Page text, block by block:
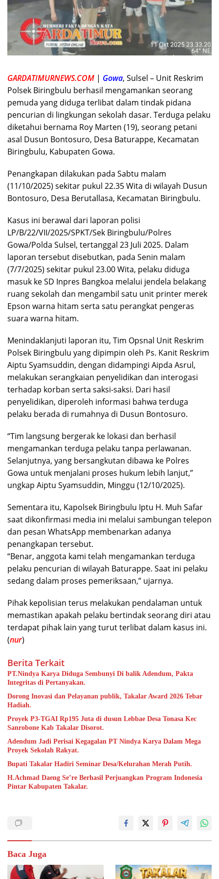
GARDATIMURNEWS.COM | Gowa, Sulsel – Unit Reskrim
Polsek Biringbulu berhasil mengamankan seorang
pemuda yang diduga terlibat dalam tindak pidana
pencurian di lingkungan sekolah dasar. Terduga pelaku
diketahui bernama Roy Marten (19), seorang petani
asal Dusun Bontosuro, Desa Baturappe, Kecamatan
Biringbulu, Kabupaten Gowa.
Penangkapan dilakukan pada Sabtu malam
(11/10/2025) sekitar pukul 22.35 Wita di wilayah Dusun
Bontosuro, Desa Berutallasa, Kecamatan Biringbulu.
Kasus ini berawal dari laporan polisi
LP/B/22/VII/2025/SPKT/Sek Biringbulu/Polres
Gowa/Polda Sulsel, tertanggal 23 Juli 2025. Dalam
laporan tersebut disebutkan, pada Senin malam
(7/7/2025) sekitar pukul 23.00 Wita, pelaku diduga
masuk ke SD Inpres Bangkoa melalui jendela belakang
ruang sekolah dan mengambil satu unit printer merek
Epson warna hitam serta satu perangkat pengeras
suara warna hitam.
Menindaklanjuti laporan itu, Tim Opsnal Unit Reskrim
Polsek Biringbulu yang dipimpin oleh Ps. Kanit Reskrim
Aiptu Syamsuddin, dengan didampingi Aipda Asrul,
melakukan serangkaian penyelidikan dan interogasi
terhadap korban serta saksi-saksi. Dari hasil
penyelidikan, diperoleh informasi bahwa terduga
pelaku berada di rumahnya di Dusun Bontosuro.
“Tim langsung bergerak ke lokasi dan berhasil
mengamankan terduga pelaku tanpa perlawanan.
Selanjutnya, yang bersangkutan dibawa ke Polres
Gowa untuk menjalani proses hukum lebih lanjut,”
ungkap Aiptu Syamsuddin, Minggu (12/10/2025).
Sementara itu, Kapolsek Biringbulu Iptu H. Muh Safar
saat dikonfirmasi media ini melalui sambungan telepon
dan pesan WhatsApp membenarkan adanya
penangkapan tersebut.
“Benar, anggota kami telah mengamankan terduga
pelaku pencurian di wilayah Baturappe. Saat ini pelaku
sedang dalam proses pemeriksaan,” ujarnya.
Pihak kepolisian terus melakukan pendalaman untuk
memastikan apakah pelaku bertindak seorang diri atau
terdapat pihak lain yang turut terlibat dalam kasus ini.
(nur)
Berita Terkait
PT.Nindya Karya Diduga Sembunyi Di balik Adendum, Pakta
Integritas di Pertanyakan.
Dorong Inovasi dan Pelayanan publik, Takalar Award 2026 Tebar
Hadiah.
Proyek P3-TGAI Rp195 Juta di dusun Lebbae Desa Tonasa Kec
Sanrobone Kab Takalar Disorot.
Adendum Jadi Perisai Kegagalan PT Nindya Karya Dalam Mega
Proyek Sekolah Rakyat.
Bupati Takalar Hadiri Seminar Desa/Kelurahan Merah Putih.
H.Achmad Daeng Se’re Berhasil Perjuangkan Program Indonesia
Pintar Kabupaten Takalar.
Baca Juga